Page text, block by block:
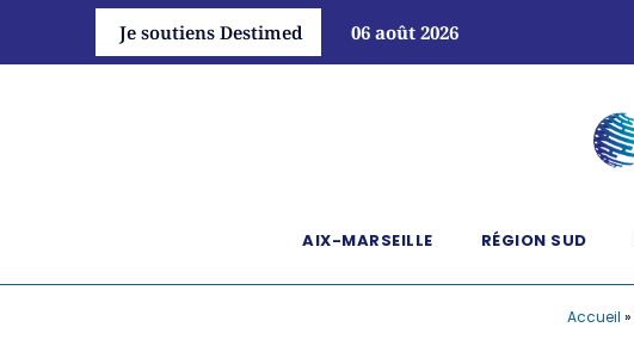
Je soutiens Destimed 06 août 2026
AIX-MARSEILLE RÉGION SUD
Accueil »